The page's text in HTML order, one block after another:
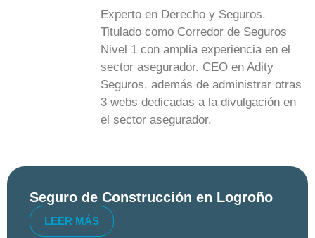
Experto en Derecho y Seguros.
Titulado como Corredor de Seguros
Nivel 1 con amplia experiencia en el
sector asegurador. CEO en Adity
Seguros, además de administrar otras
3 webs dedicadas a la divulgación en
el sector asegurador.
Seguro de Construcción en Logroño
LEER MÁS